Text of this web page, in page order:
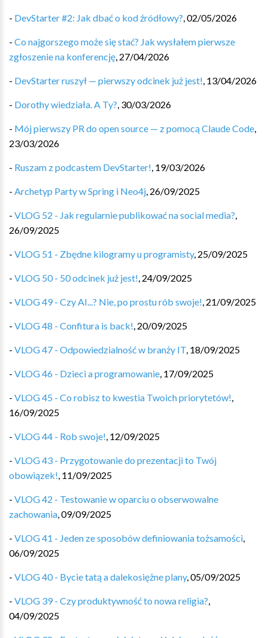
- DevStarter #2: Jak dbać o kod źródłowy?,02/05/2026
- Co najgorszego może się stać? Jak wysłałem pierwsze
zgłoszenie na konferencję, 27/04/2026
- DevStarter ruszył — pierwszy odcinek już jest!, 13/04/2026
- Dorothy wiedziała. A Ty?, 30/03/2026
- Mój pierwszy PR do open source — z pomocą Claude Code,
23/03/2026
- Ruszam z podcastem DevStarter!, 19/03/2026
- Archetyp Party w Spring i Neo4j, 26/09/2025
- VLOG 52 - Jak regularnie publikować na social media?,
26/09/2025
- VLOG 51 - Zbędne kilogramy u programisty, 25/09/2025
- VLOG 50 - 50 odcinek już jest!, 24/09/2025
- VLOG 49 - Czy AI...? Nie, po prostu rób swoje!, 21/09/2025
- VLOG 48 - Confitura is back!, 20/09/2025
- VLOG 47 - Odpowiedzialność w branży IT, 18/09/2025
- VLOG 46 - Dzieci a programowanie, 17/09/2025
- VLOG 45 - Co robisz to kwestia Twoich priorytetów!,
16/09/2025
- VLOG 44 - Rob swoje!, 12/09/2025
- VLOG 43 - Przygotowanie do prezentacji to Twój
obowiązek!, 11/09/2025
- VLOG 42 - Testowanie w oparciu o obserwowalne
zachowania,09/09/2025
- VLOG 41 - Jeden ze sposobów definiowania tożsamości,
06/09/2025
- VLOG 40 - Bycie tatą a dalekosiężne plany,05/09/2025
- VLOG 39 - Czy produktywność to nowa religia?,
04/09/2025